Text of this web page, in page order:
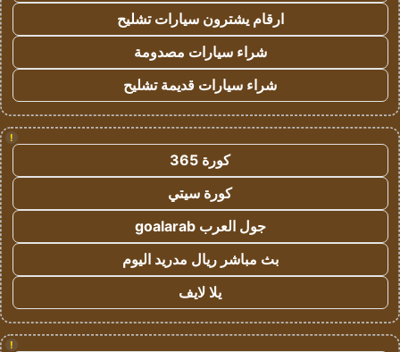
ارقام يشترون سيارات تشليح
شراء سيارات مصدومة
شراء سيارات قديمة تشليح
!
كورة 365
كورة سيتي
جول العرب goalarab
بث مباشر ريال مدريد اليوم
يلا لايف
!